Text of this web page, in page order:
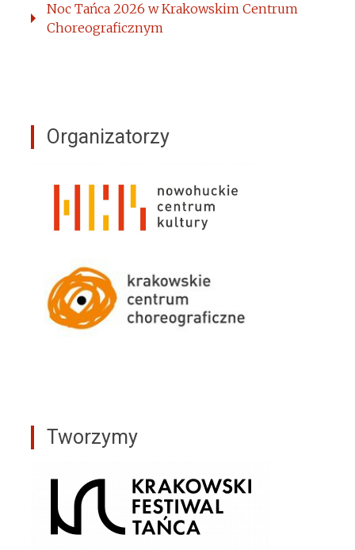
Noc Tańca 2026 w Krakowskim Centrum
Choreograficznym
Organizatorzy
Tworzymy